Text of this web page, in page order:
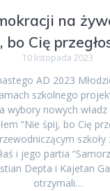
na
bo Cię
10 listopada 2023
AD 2023
szkolnego
wybory nowych
“Nie śpij, bo Cię
szkoły
i jego partia
Depta i Kajetan
otrzymali…